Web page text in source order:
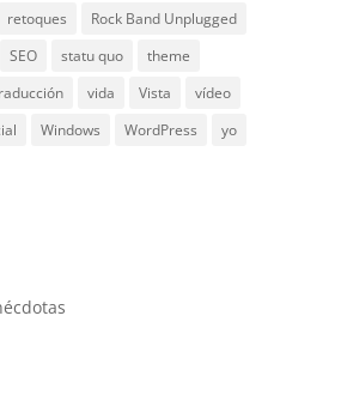
retoques
Rock Band Unplugged
SEO statu quo
theme
vida Vista
vídeo
Windows WordPress
yo